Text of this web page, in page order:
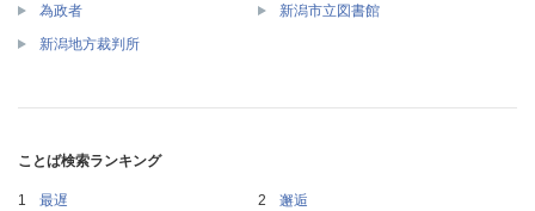
為政者 新潟市立図書館
新潟地方裁判所
ことば検索ランキング
最遅
邂逅